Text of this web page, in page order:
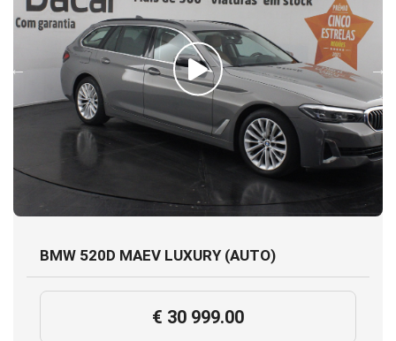
BMW 520D MAEV LUXURY (AUTO)
€ 30 999.00